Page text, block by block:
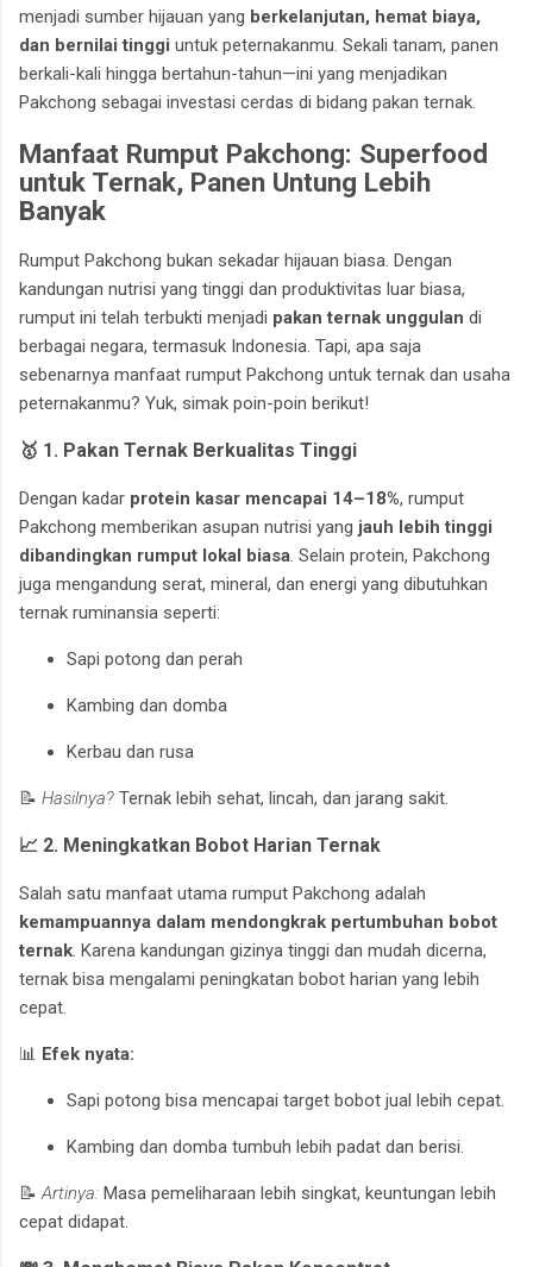
menjadi sumber hijauan yang berkelanjutan, hemat biaya,
dan bernilai tinggi untuk peternakanmu. Sekali tanam, panen
berkali-kali hingga bertahun-tahun—ini yang menjadikan
Pakchong sebagai investasi cerdas di bidang pakan ternak.
Manfaat Rumput Pakchong: Superfood
untuk Ternak, Panen Untung Lebih
Banyak
Rumput Pakchong bukan sekadar hijauan biasa. Dengan
kandungan nutrisi yang tinggi dan produktivitas luar biasa,
rumput ini telah terbukti menjadi pakan ternak unggulan di
berbagai negara, termasuk Indonesia. Tapi, apa saja
sebenarnya manfaat rumput Pakchong untuk ternak dan usaha
peternakanmu? Yuk, simak poin-poin berikut!
🥇 1. Pakan Ternak Berkualitas Tinggi
Dengan kadar protein kasar mencapai 14–18%, rumput
Pakchong memberikan asupan nutrisi yang jauh lebih tinggi
dibandingkan rumput lokal biasa. Selain protein, Pakchong
juga mengandung serat, mineral, dan energi yang dibutuhkan
ternak ruminansia seperti:
Sapi potong dan perah
Kambing dan domba
Kerbau dan rusa
📝 Hasilnya? Ternak lebih sehat, lincah, dan jarang sakit.
📈 2. Meningkatkan Bobot Harian Ternak
Salah satu manfaat utama rumput Pakchong adalah
kemampuannya dalam mendongkrak pertumbuhan bobot
ternak. Karena kandungan gizinya tinggi dan mudah dicerna,
ternak bisa mengalami peningkatan bobot harian yang lebih
cepat.
📊 Efek nyata:
Sapi potong bisa mencapai target bobot jual lebih cepat.
Kambing dan domba tumbuh lebih padat dan berisi.
📝Artinya: Masa pemeliharaan lebih singkat, keuntungan lebih
cepat didapat.